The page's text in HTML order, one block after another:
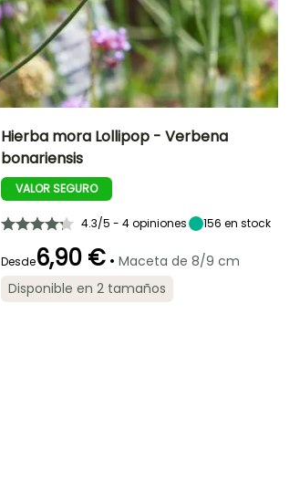
madurez
60 cm
Periodo de floración
Periodo de
plantación
razonable
Hierba mora Lollipop - Verbena
bonariensis
VALOR SEGURO
4.3/5 - 4 opiniones 156 en stock
Desde6,90 € • Maceta de 8/9 cm
Disponible en 2 tamaños